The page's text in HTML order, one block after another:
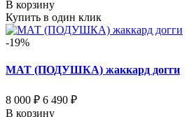
В корзину
Купить в один клик
-19%
МАТ (ПОДУШКА) жаккард догги
8 000 ₽ 6 490 ₽
В корзину